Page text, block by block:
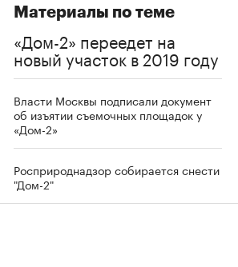
Материалы по теме
«Дом-2» переедет на
новый участок в 2019 году
Власти Москвы подписали документ
об изъятии съемочных площадок у
«Дом-2»
Росприроднадзор собирается снести
"Дом-2"